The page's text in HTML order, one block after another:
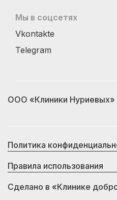
Мы в соцсетях
Vkontakte
Telegram
ООО «Клиники Нуриевых»
Политика
Правила использования
Сделано в «Клинике